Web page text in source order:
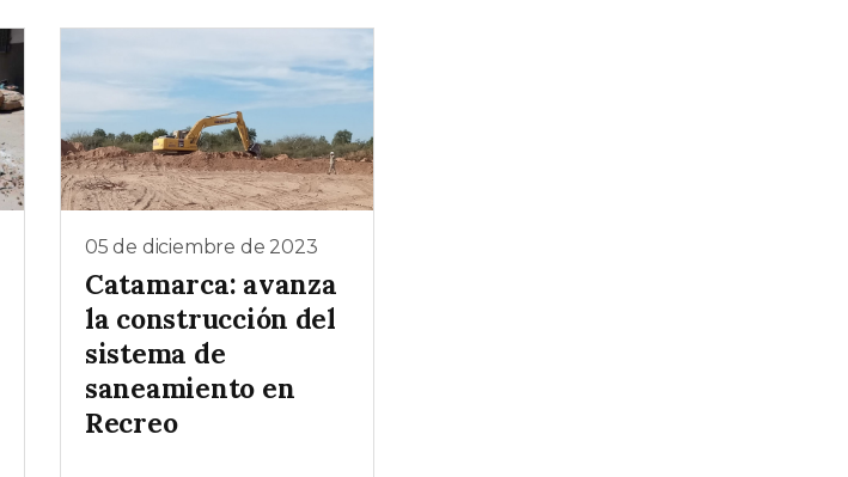
05 de diciembre de 2023
Catamarca: avanza
la construcción del
sistema de
saneamiento en
Recreo